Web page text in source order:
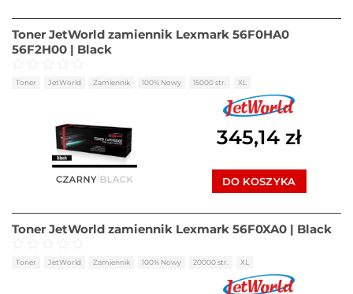
Toner JetWorld zamiennik Lexmark 56F0HA0
56F2H00 | Black
Oceniono na 5
Toner JetWorld Zamiennik 100% Nowy 15000 str. XL
345,14 zł
DO KOSZYKA
Toner JetWorld zamiennik Lexmark 56F0XA0 | Black
Oceniono na 5
Toner JetWorld Zamiennik 100% Nowy 20000 str. XL